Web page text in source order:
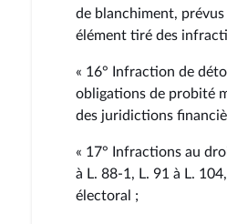
de blanchiment,
élément tiré des
« 16° Infraction de
obligations de probité
des juridictions
« 17° Infractions au
à L. 88‑1, L. 91 à L.
électoral ;